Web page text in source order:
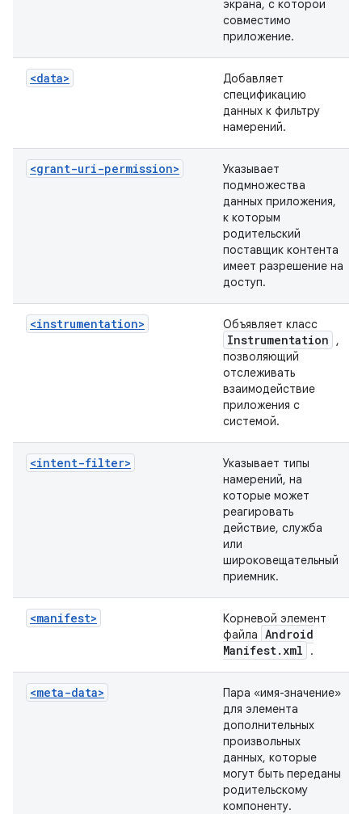
экрана, с которой
совместимо
приложение.
<data>
Добавляет
спецификацию
данных к фильтру
намерений.
<grant-uri-permission>
Указывает
подмножества
данных приложения,
к которым
родительский
поставщик контента
имеет разрешение на
доступ.
<instrumentation> Объявляет класс
Instrumentation
,
позволяющий
отслеживать
взаимодействие
приложения с
системой.
<intent-filter>
Указывает типы
намерений, на
которые может
реагировать
действие, служба
или
широковещательный
приемник.
<manifest>
Корневой элемент
файла Android
Manifest. xml .
<meta-data>
Пара «имя-значение»
для элемента
дополнительных
произвольных
данных, которые
могут быть переданы
родительскому
компоненту.